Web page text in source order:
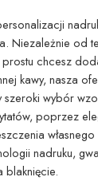
Niezależnie od
chcesz
kawy, nasza
szeroki wybór
poprzez
własnego
nadruku,
blaknięcie.